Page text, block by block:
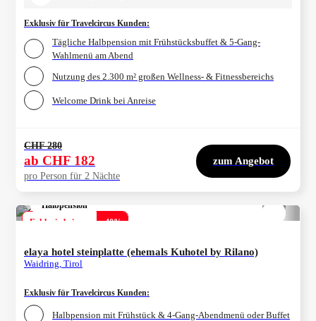
Exklusiv für Travelcircus Kunden:
Tägliche Halbpension mit Frühstücksbuffet & 5-Gang-
Wahlmenü am Abend
Nutzung des 2.300 m² großen Wellness- & Fitnessbereichs
Welcome Drink bei Anreise
CHF 280
ab CHF 182
pro Person für 2 Nächte
zum Angebot
Halbpension
Exklusiv bei uns
-40%
elaya hotel steinplatte (ehemals Kuhotel by Rilano)
Waidring, Tirol
Exklusiv für Travelcircus Kunden:
Halbpension mit Frühstück & 4-Gang-Abendmenü oder Buffet